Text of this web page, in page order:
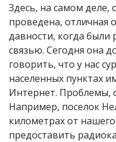
Здесь, на самом деле,
проведена, отличная
давности, когда
связью. Сегодня она
говорить, что у нас
населенных пунктах
Интернет. Проблемы,
Например, поселок
километрах от
предоставить